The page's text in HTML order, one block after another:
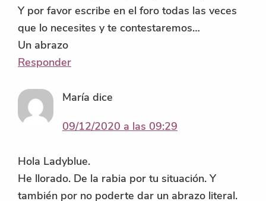
Y por favor escribe en el foro todas las veces
que lo necesites y te contestaremos…
Un abrazo
Responder
María dice
09/12/2020 a las 09:29
Hola Ladyblue.
He llorado. De la rabia por tu situación. Y
también por no poderte dar un abrazo literal.